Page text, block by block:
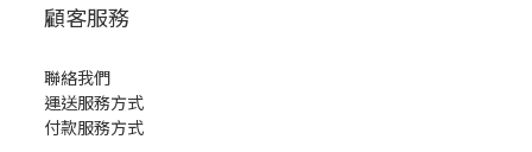
顧客服務
聯絡我們
運送服務方式
付款服務方式